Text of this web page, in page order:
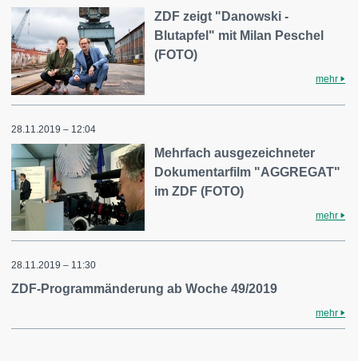
ZDF zeigt "Danowski -
Blutapfel" mit Milan Peschel
(FOTO)
mehr
28.11.2019 – 12:04
Mehrfach ausgezeichneter
Dokumentarfilm "AGGREGAT"
im ZDF (FOTO)
mehr
28.11.2019 – 11:30
ZDF-Programmänderung ab Woche 49/2019
mehr